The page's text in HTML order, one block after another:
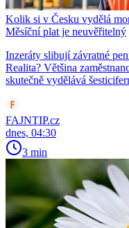
Kolik si v Česku vydělá
Měsíční plat je neuvěřitelný
Inzeráty slibují závratné
Realita? Většina
skutečně vydělává
FAJNTIP.cz
dnes, 04:30
3 min